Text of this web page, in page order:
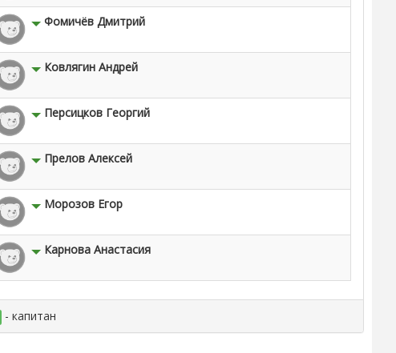
Фомичёв Дмитрий
Ковлягин Андрей
Персицков Георгий
Прелов Алексей
Морозов Егор
Карнова Анастасия
- капитан